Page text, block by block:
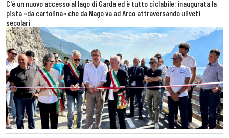
C'è un nuovo accesso al lago di Garda ed è tutto ciclabile: inaugurata la
pista «da cartolina» che da Nago va ad Arco attraversando uliveti
secolari